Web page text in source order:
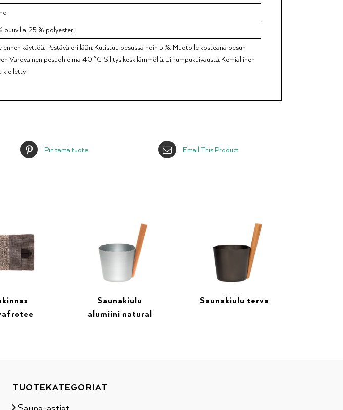
puuvilla, 25 % polyesteri
ennen käyttöä. Pestävä erillään. Kutistuu pesussa noin 5 %. Muotoile kosteana pesun
Varovainen pesuohjelma 40 °C. Silitys keskilämmöllä. Ei rumpukuivausta. Kemiallinen
kielletty.
Pin tämä tuote Email This Product
Saunakiulu
alumiini natural
Saunakiulu terva
TUOTEKATEGORIAT